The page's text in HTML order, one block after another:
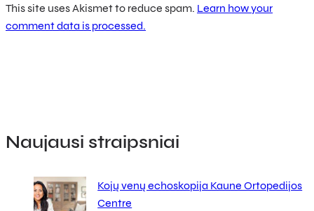
This site uses Akismet to reduce spam. Learn how your
comment data is processed.
Naujausi straipsniai
Kojų venų echoskopija Kaune Ortopedijos
Centre